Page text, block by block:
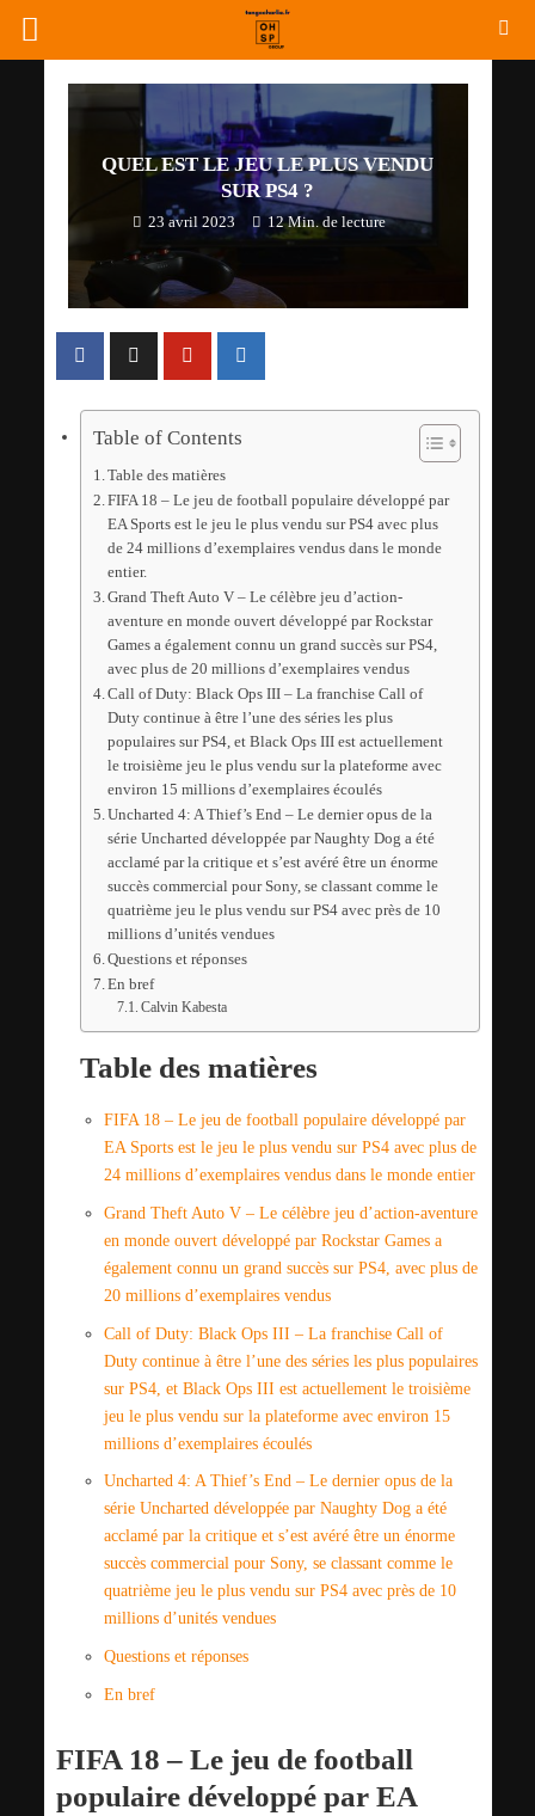
QUEL EST LE JEU LE PLUS VENDU
SUR PS4 ?
23 avril 2023 12 Min. de lecture
Table of Contents
Table des matières
FIFA 18 – Le jeu de football populaire développé par
EA Sports est le jeu le plus vendu sur PS4 avec plus
de 24 millions d’exemplaires vendus dans le monde
entier.
Grand Theft Auto V – Le célèbre jeu d’action-
aventure en monde ouvert développé par Rockstar
Games a également connu un grand succès sur PS4,
avec plus de 20 millions d’exemplaires vendus
Call of Duty: Black Ops III – La franchise Call of
Duty continue à être l’une des séries les plus
populaires sur PS4, et Black Ops III est actuellement
le troisième jeu le plus vendu sur la plateforme avec
environ 15 millions d’exemplaires écoulés
Uncharted 4: A Thief’s End – Le dernier opus de la
série Uncharted développée par Naughty Dog a été
acclamé par la critique et s’est avéré être un énorme
succès commercial pour Sony, se classant comme le
quatrième jeu le plus vendu sur PS4 avec près de 10
millions d’unités vendues
Questions et réponses
En bref
Calvin Kabesta
Table des matières
FIFA 18 – Le jeu de football populaire développé par
EA Sports est le jeu le plus vendu sur PS4 avec plus de
24 millions d’exemplaires vendus dans le monde entier
Grand Theft Auto V – Le célèbre jeu d’action-aventure
en monde ouvert développé par Rockstar Games a
également connu un grand succès sur PS4, avec plus de
20 millions d’exemplaires vendus
Call of Duty: Black Ops III – La franchise Call of
Duty continue à être l’une des séries les plus populaires
sur PS4, et Black Ops III est actuellement le troisième
jeu le plus vendu sur la plateforme avec environ 15
millions d’exemplaires écoulés
Uncharted 4: A Thief’s End – Le dernier opus de la
série Uncharted développée par Naughty Dog a été
acclamé par la critique et s’est avéré être un énorme
succès commercial pour Sony, se classant comme le
quatrième jeu le plus vendu sur PS4 avec près de 10
millions d’unités vendues
Questions et réponses
En bref
FIFA 18 – Le jeu de football
populaire développé par EA